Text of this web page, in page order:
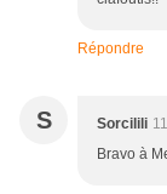
Répondre
S Sorcilili
Bravo à